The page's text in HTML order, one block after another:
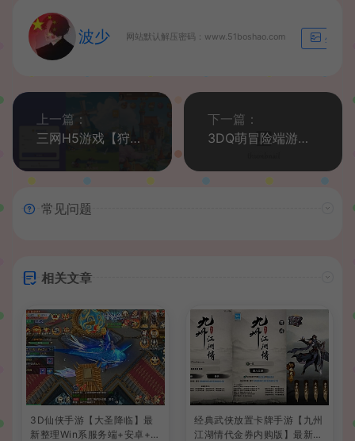
波少 网站默认解压密码：www.51boshao.com 生成海
上一篇：
三网H5游戏【狩猎海贼王H5多区跨服代金券内购版】最新整理单机一键即玩镜像端+Linux手工服务端+新管理后台+CDK授权后台+简易安卓客户端+详细搭建教程
下一篇：
3DQ萌冒险端游【某神6.0指令版】最新整理Linux手工服务端+PC安卓客户端+指令生成后台+详细搭建教程
常见问题
相关文章
3D仙侠手游【大圣降临】最
新整理Win系服务端+安卓+C
经典武侠放置卡牌手游【九州
江湖情代金券内购版】最新整